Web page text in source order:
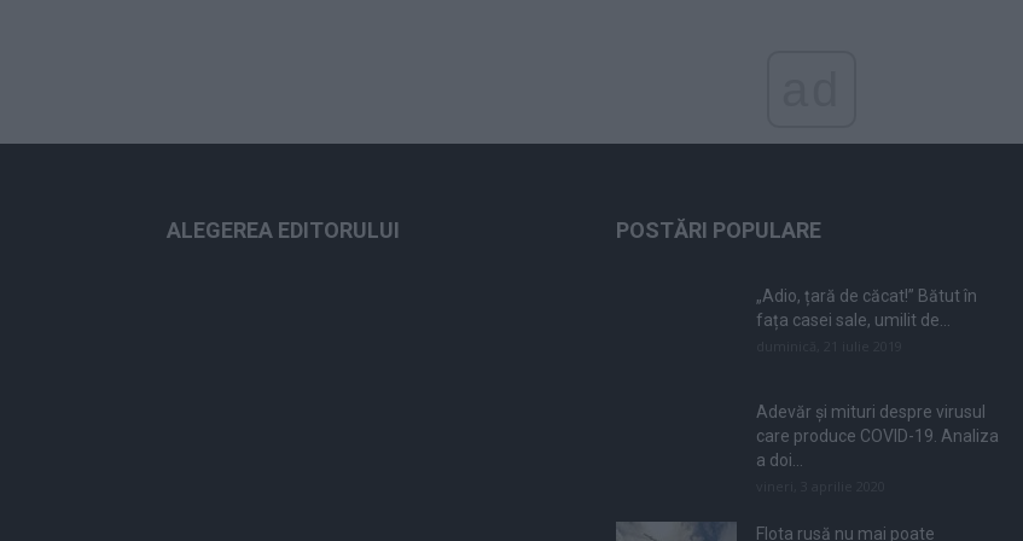
ALEGEREA EDITORULUI POSTĂRI POPULARE
„Adio, țară de căcat!” Bătut în
fața casei sale, umilit de...
Adevăr și mituri despre virusul
care produce COVID-19. Analiza
a doi...
Flota rusă nu mai poate